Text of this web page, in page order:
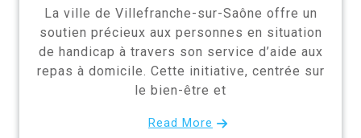
La ville de Villefranche-sur-Saône offre un
soutien précieux aux personnes en situation
de handicap à travers son service d’aide aux
repas à domicile. Cette initiative, centrée sur
le bien-être et
Read More